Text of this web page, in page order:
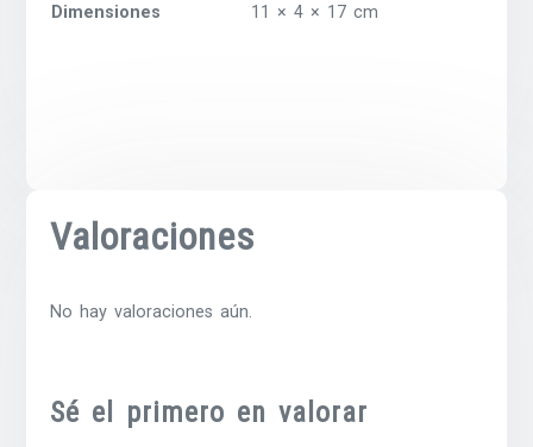
Dimensiones
11 × 4 × 17 cm
Valoraciones
No hay valoraciones aún.
Sé el primero en valorar